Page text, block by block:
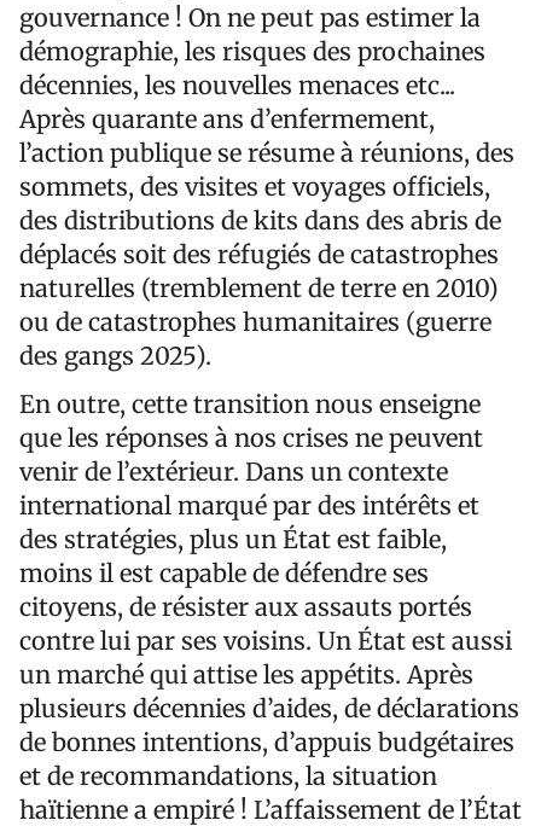
gouvernance ! On ne peut pas estimer la
démographie, les risques des prochaines
décennies, les nouvelles menaces etc...
Après quarante ans d’enfermement,
l’action publique se résume à réunions, des
sommets, des visites et voyages officiels,
des distributions de kits dans des abris de
déplacés soit des réfugiés de catastrophes
naturelles (tremblement de terre en 2010)
ou de catastrophes humanitaires (guerre
des gangs 2025).
En outre, cette transition nous enseigne
que les réponses à nos crises ne peuvent
venir de l’extérieur. Dans un contexte
international marqué par des intérêts et
des stratégies, plus un État est faible,
moins il est capable de défendre ses
citoyens, de résister aux assauts portés
contre lui par ses voisins. Un État est aussi
un marché qui attise les appétits. Après
plusieurs décennies d’aides, de déclarations
de bonnes intentions, d’appuis budgétaires
et de recommandations, la situation
haïtienne a empiré ! L’affaissement de l’État